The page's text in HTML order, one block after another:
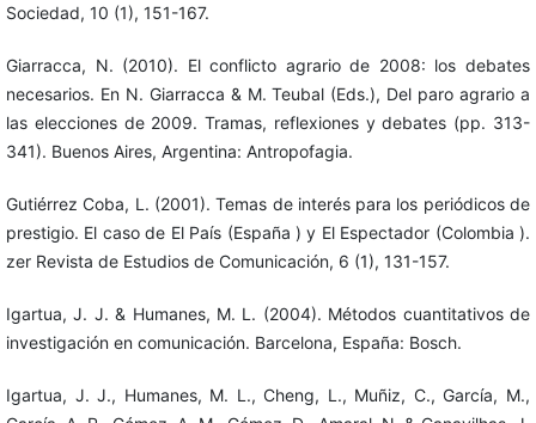
Sociedad, 10 (1), 151-167.
Giarracca, N. (2010). El conflicto agrario de 2008: los debates
necesarios. En N. Giarracca & M. Teubal (Eds.), Del paro agrario a
las elecciones de 2009. Tramas, reflexiones y debates (pp. 313-
341). Buenos Aires, Argentina: Antropofagia.
Gutiérrez Coba, L. (2001). Temas de interés para los periódicos de
prestigio. El caso de El País (España ) y El Espectador (Colombia ).
zer Revista de Estudios de Comunicación, 6 (1), 131-157.
Igartua, J. J. & Humanes, M. L. (2004). Métodos cuantitativos de
investigación en comunicación. Barcelona, España: Bosch.
Igartua, J. J., Humanes, M. L., Cheng, L., Muñiz, C., García, M.,